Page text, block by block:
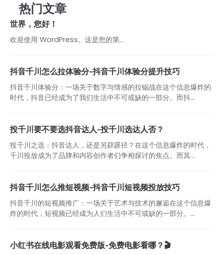
热门文章
世界，您好！
欢迎使用 WordPress。这是您的第…
抖音千川怎么拉体验分-抖音千川体验分提升技巧
抖音千川体验分：一场关于数字与情感的拉锯战在这个信息爆炸的
时代，抖音已经成为了我们生活中不可或缺的一部分。而抖...
投千川要不要选抖音达人-投千川选达人否？
投千川之选：抖音达人，还是另辟蹊径？在这个信息爆炸的时代，
千川投放成为了品牌和内容创作者们争相探讨的焦点。而其...
抖音千川怎么推短视频-抖音千川短视频投放技巧
抖音千川的短视频推广：一场关于艺术与技术的邂逅在这个信息爆
炸的时代，短视频已经成为人们生活中不可或缺的一部分。...
小红书在线电影观看免费版-免费电影看哪？🎬